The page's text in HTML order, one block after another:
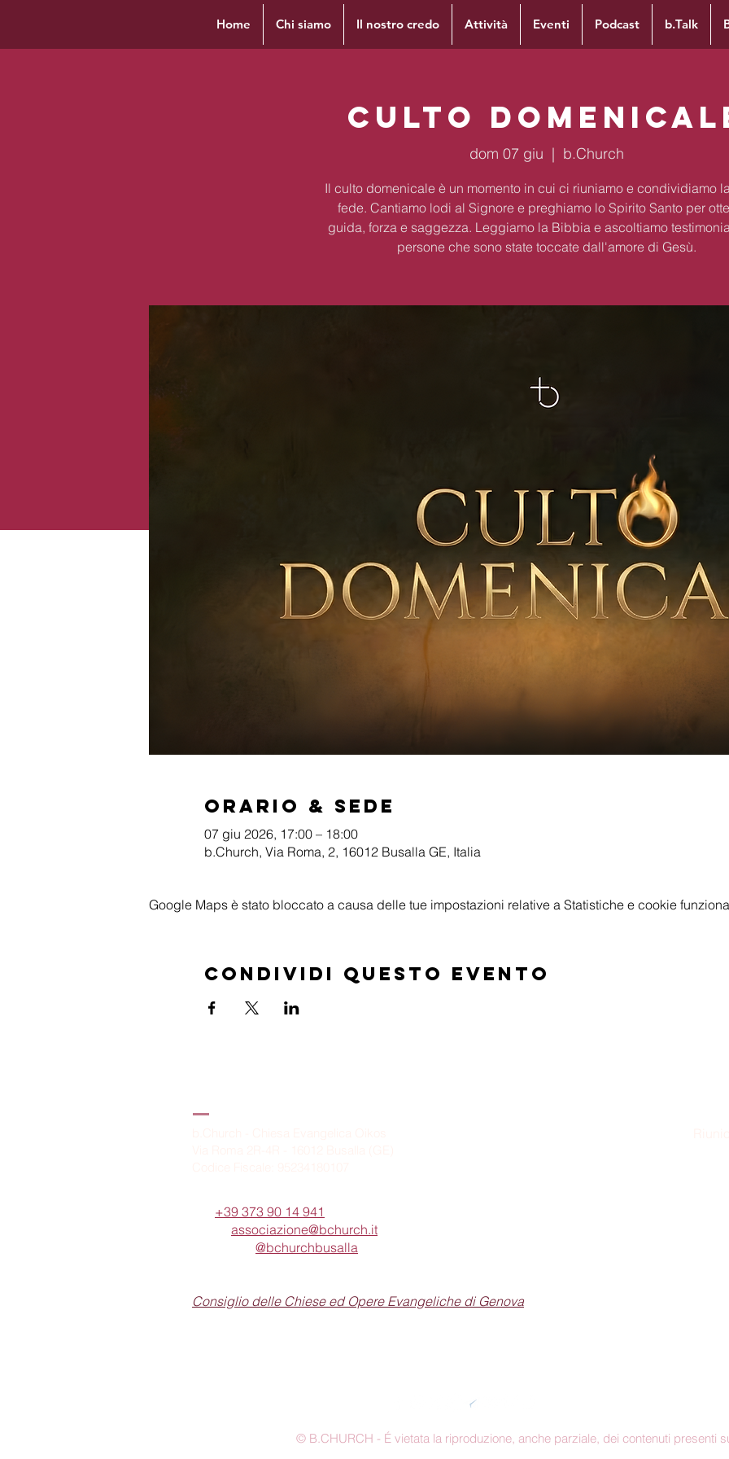
Home Chi siamo Il nostro credo Attività Eventi Podcast b.Talk
Culto
dom 07 giu
  |
b.Church
Il culto domenicale è un momento in cui ci riuniamo e condividiamo
fede. Cantiamo lodi al Signore e preghiamo lo Spirito Santo per
guida, forza e saggezza. Leggiamo la Bibbia e ascoltiamo
persone che sono state toccate dall'amore di Gesù.
Orario & Sede
07 giu 2026, 17:00 – 18:00
b.Church, Via Roma, 2, 16012 Busalla GE, Italia
Google Maps è stato bloccato a causa delle tue impostazioni relative a Statistiche e cookie
Condividi questo evento
+39 373 90 14 941
associazione@bchurch.it
@bchurchbusalla
Consiglio delle Chiese ed Opere Evangeliche di Genova
© B.CHURCH - É vietata la riproduzione, anche parziale, dei contenuti presenti